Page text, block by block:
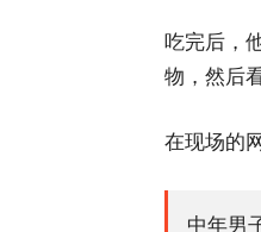
吃完后，
物，然后
在现场的
中年男